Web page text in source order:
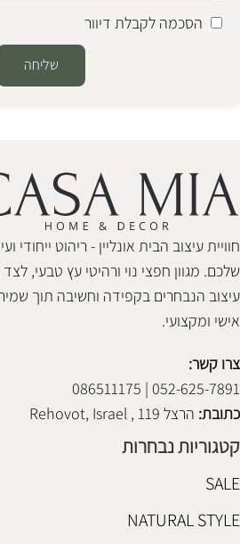
הסכמה לקבלת דיוור
שליחה
חוויית עיצוב הבית אונליין - ריהוט
שלכם. מגוון חפצי נוי ורהיטי עץ טבעי, לצד
עיצוב הנבחרים בקפידה וחשיבה תוך
אישי ומקצועי.
צרו קשר:
052-625-7891 | 086511175
כתובת: הרצל 119 , Rehovot, Israel
קטגוריות נבחרות
SALE
NATURAL STYLE